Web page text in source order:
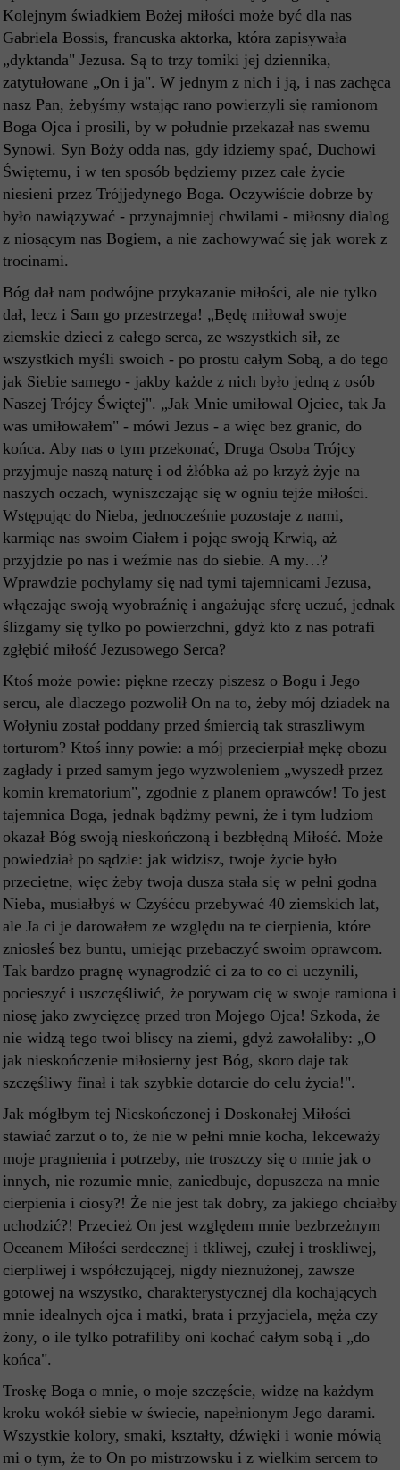
Kolejnym świadkiem Bożej miłości może być dla nas
Gabriela Bossis, francuska aktorka, która zapisywała
„dyktanda" Jezusa. Są to trzy tomiki jej dziennika,
zatytułowane „On i ja". W jednym z nich i ją, i nas zachęca
nasz Pan, żebyśmy wstając rano powierzyli się ramionom
Boga Ojca i prosili, by w południe przekazał nas swemu
Synowi. Syn Boży odda nas, gdy idziemy spać, Duchowi
Świętemu, i w ten sposób będziemy przez całe życie
niesieni przez Trójjedynego Boga. Oczywiście dobrze by
było nawiązywać - przynajmniej chwilami - miłosny dialog
z niosącym nas Bogiem, a nie zachowywać się jak worek z
trocinami.
Bóg dał nam podwójne przykazanie miłości, ale nie tylko
dał, lecz i Sam go przestrzega! „Będę miłował swoje
ziemskie dzieci z całego serca, ze wszystkich sił, ze
wszystkich myśli swoich - po prostu całym Sobą, a do tego
jak Siebie samego - jakby każde z nich było jedną z osób
Naszej Trójcy Świętej". „Jak Mnie umiłowal Ojciec, tak Ja
was umiłowałem" - mówi Jezus - a więc bez granic, do
końca. Aby nas o tym przekonać, Druga Osoba Trójcy
przyjmuje naszą naturę i od żłóbka aż po krzyż żyje na
naszych oczach, wyniszczając się w ogniu tejże miłości.
Wstępując do Nieba, jednocześnie pozostaje z nami,
karmiąc nas swoim Ciałem i pojąc swoją Krwią, aż
przyjdzie po nas i weźmie nas do siebie. A my…?
Wprawdzie pochylamy się nad tymi tajemnicami Jezusa,
włączając swoją wyobraźnię i angażując sferę uczuć, jednak
ślizgamy się tylko po powierzchni, gdyż kto z nas potrafi
zgłębić miłość Jezusowego Serca?
Ktoś może powie: piękne rzeczy piszesz o Bogu i Jego
sercu, ale dlaczego pozwolił On na to, żeby mój dziadek na
Wołyniu został poddany przed śmiercią tak straszliwym
torturom? Ktoś inny powie: a mój przecierpiał mękę obozu
zagłady i przed samym jego wyzwoleniem „wyszedł przez
komin krematorium", zgodnie z planem oprawców! To jest
tajemnica Boga, jednak bądżmy pewni, że i tym ludziom
okazał Bóg swoją nieskończoną i bezbłędną Miłość. Może
powiedział po sądzie: jak widzisz, twoje życie było
przeciętne, więc żeby twoja dusza stała się w pełni godna
Nieba, musiałbyś w Czyśćcu przebywać 40 ziemskich lat,
ale Ja ci je darowałem ze względu na te cierpienia, które
zniosłeś bez buntu, umiejąc przebaczyć swoim oprawcom.
Tak bardzo pragnę wynagrodzić ci za to co ci uczynili,
pocieszyć i uszczęśliwić, że porywam cię w swoje ramiona i
niosę jako zwycięzcę przed tron Mojego Ojca! Szkoda, że
nie widzą tego twoi bliscy na ziemi, gdyż zawołaliby: „O
jak nieskończenie miłosierny jest Bóg, skoro daje tak
szczęśliwy finał i tak szybkie dotarcie do celu życia!".
Jak mógłbym tej Nieskończonej i Doskonałej Miłości
stawiać zarzut o to, że nie w pełni mnie kocha, lekceważy
moje pragnienia i potrzeby, nie troszczy się o mnie jak o
innych, nie rozumie mnie, zaniedbuje, dopuszcza na mnie
cierpienia i ciosy?! Że nie jest tak dobry, za jakiego chciałby
uchodzić?! Przecież On jest względem mnie bezbrzeżnym
Oceanem Miłości serdecznej i tkliwej, czułej i troskliwej,
cierpliwej i współczującej, nigdy nieznużonej, zawsze
gotowej na wszystko, charakterystycznej dla kochających
mnie idealnych ojca i matki, brata i przyjaciela, męża czy
żony, o ile tylko potrafiliby oni kochać całym sobą i „do
końca".
Troskę Boga o mnie, o moje szczęście, widzę na każdym
kroku wokół siebie w świecie, napełnionym Jego darami.
Wszystkie kolory, smaki, kształty, dźwięki i wonie mówią
mi o tym, że to On po mistrzowsku i z wielkim sercem to